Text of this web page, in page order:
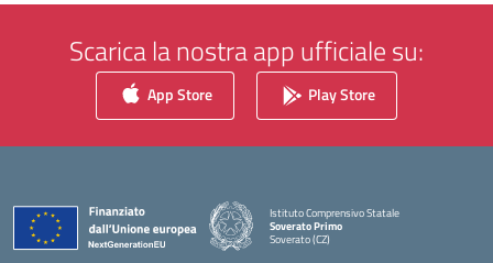
Scarica la nostra app ufficiale su:
App Store Play Store
Istituto Comprensivo Statale
Soverato Primo
Soverato (CZ)